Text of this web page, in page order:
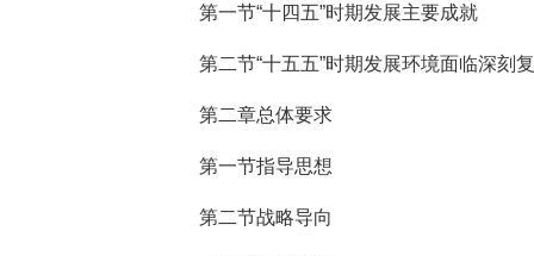
第一节“十四五”时期发展主要成就
第二节“十五五”时期发展环境面临深刻
第二章总体要求
第一节指导思想
第二节战略导向